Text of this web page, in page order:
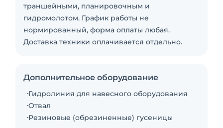
траншейными, планировочным и
гидромолотом. График работы не
нормированный, форма оплаты любая.
Доставка техники оплачивается отдельно.
Дополнительное оборудование
Гидролиния для навесного оборудования
Отвал
Резиновые (обрезиненные) гусеницы